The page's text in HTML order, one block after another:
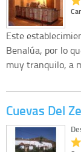
Este
Benalúa, por lo
muy tranquilo, a
Cuevas Del